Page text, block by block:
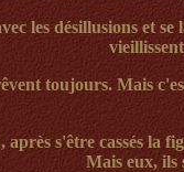
les désillusions et
toujours. Mais
s'être cassés la
Mais eux, ils